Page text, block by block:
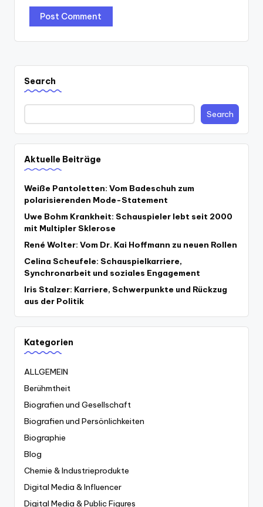
Search
Search
Aktuelle Beiträge
Weiße Pantoletten: Vom Badeschuh zum
polarisierenden Mode-Statement
Uwe Bohm Krankheit: Schauspieler lebt seit 2000
mit Multipler Sklerose
René Wolter: Vom Dr. Kai Hoffmann zu neuen Rollen
Celina Scheufele: Schauspielkarriere,
Synchronarbeit und soziales Engagement
Iris Stalzer: Karriere, Schwerpunkte und Rückzug
aus der Politik
Kategorien
ALLGEMEIN
Berühmtheit
Biografien und Gesellschaft
Biografien und Persönlichkeiten
Biographie
Blog
Chemie & Industrieprodukte
Digital Media & Influencer
Digital Media & Public Figures